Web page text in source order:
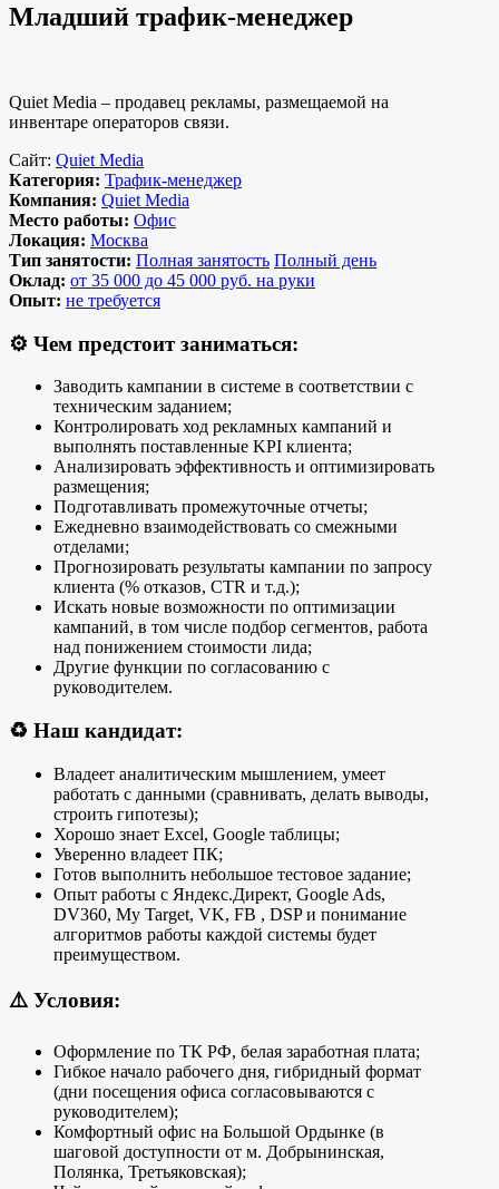
Младший трафик-менеджер
Quiet Media – продавец рекламы, размещаемой на
инвентаре операторов связи.
Сайт: Quiet Media
Категория: Трафик-менеджер
Компания: Quiet Media
Место работы: Офис
Локация: Москва
Тип занятости: Полная занятость Полный день
Оклад: от 35 000 до 45 000 руб. на руки
Опыт: не требуется
⚙️ Чем предстоит заниматься:
Заводить кампании в системе в соответствии с
техническим заданием;
Контролировать ход рекламных кампаний и
выполнять поставленные KPI клиента;
Анализировать эффективность и оптимизировать
размещения;
Подготавливать промежуточные отчеты;
Ежедневно взаимодействовать со смежными
отделами;
Прогнозировать результаты кампании по запросу
клиента (% отказов, CTR и т.д.);
Искать новые возможности по оптимизации
кампаний, в том числе подбор сегментов, работа
над понижением стоимости лида;
Другие функции по согласованию с
руководителем.
♻️ Наш кандидат:
Владеет аналитическим мышлением, умеет
работать с данными (сравнивать, делать выводы,
строить гипотезы);
Хорошо знает Excel, Google таблицы;
Уверенно владеет ПК;
Готов выполнить небольшое тестовое задание;
Опыт работы с Яндекс.Директ, Google Ads,
DV360, My Target, VK, FB , DSP и понимание
алгоритмов работы каждой системы будет
преимуществом.
⚠️ Условия:
Оформление по ТК РФ, белая заработная плата;
Гибкое начало рабочего дня, гибридный формат
(дни посещения офиса согласовываются с
руководителем);
Комфортный офис на Большой Ордынке (в
шаговой доступности от м. Добрынинская,
Полянка, Третьяковская);